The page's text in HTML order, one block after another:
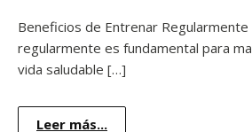
Beneficios de Entrenar
regularmente es fundamental para
vida saludable […]
Leer más...